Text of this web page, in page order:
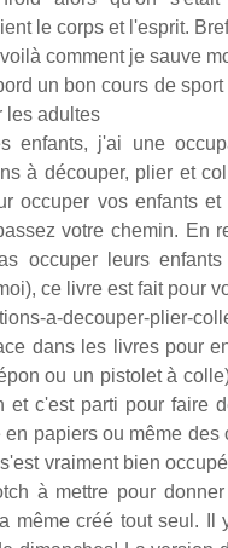
le corps et l'esprit.
comment je sauve
un bon cours de
les adultes
enfants, j'ai une
à découper, plier et
occuper vos enfants
votre chemin. En
occuper leurs
ce livre est fait pour
dans les livres pour
ou un pistolet à
et c'est parti pour faire
en papiers ou même
vraiment bien
à mettre pour
même créé tout seul.